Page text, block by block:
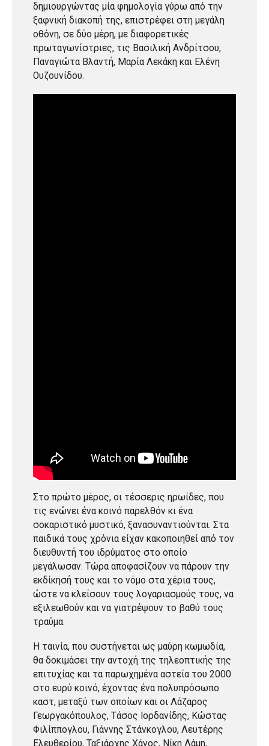
δημιουργώντας μία φημολογία γύρω από την
ξαφνική διακοπή της, επιστρέφει στη μεγάλη
οθόνη, σε δύο μέρη, με διαφορετικές
πρωταγωνίστριες, τις Βασιλική Ανδρίτσου,
Παναγιώτα Βλαντή, Μαρία Λεκάκη και Ελένη
Ουζουνίδου.
Στο πρώτο μέρος, οι τέσσερις ηρωίδες, που
τις ενώνει ένα κοινό παρελθόν κι ένα
σοκαριστικό μυστικό, ξανασυναντιούνται. Στα
παιδικά τους χρόνια είχαν κακοποιηθεί από τον
διευθυντή του ιδρύματος στο οποίο
μεγάλωσαν. Τώρα αποφασίζουν να πάρουν την
εκδίκησή τους και το νόμο στα χέρια τους,
ώστε να κλείσουν τους λογαριασμούς τους, να
εξιλεωθούν και να γιατρέψουν το βαθύ τους
τραύμα.
Η ταινία, που συστήνεται ως μαύρη κωμωδία,
θα δοκιμάσει την αντοχή της τηλεοπτικής της
επιτυχίας και τα παρωχημένα αστεία του 2000
στο ευρύ κοινό, έχοντας ένα πολυπρόσωπο
καστ, μεταξύ των οποίων και οι Λάζαρος
Γεωργακόπουλος, Τάσος Ιορδανίδης, Κώστας
Φιλίππογλου, Γιάννης Στάνκογλου, Λευτέρης
Ελευθερίου, Ταξιάρχης Χάνος, Νίκη Λάμη,